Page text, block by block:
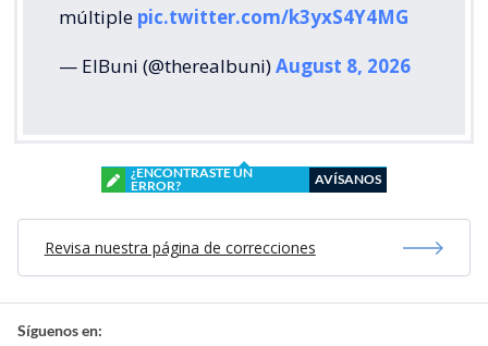
múltiple pic.twitter.com/k3yxS4Y4MG
— ElBuni (@therealbuni)August 8, 2026
¿ENCONTRASTE UN
ERROR?
AVÍSANOS
Revisa nuestra página de correcciones
Síguenos en: